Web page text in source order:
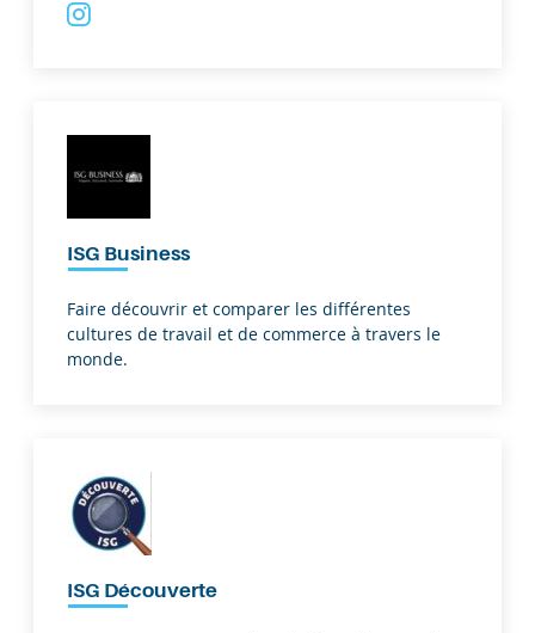
ISG Business
Faire découvrir et comparer les différentes
cultures de travail et de commerce à travers le
monde.
ISG Découverte